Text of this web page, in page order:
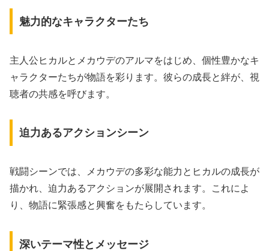
魅力的なキャラクターたち
主人公ヒカルとメカウデのアルマをはじめ、個性豊かなキ
ャラクターたちが物語を彩ります。彼らの成長と絆が、視
聴者の共感を呼びます。
迫力あるアクションシーン
戦闘シーンでは、メカウデの多彩な能力とヒカルの成長が
描かれ、迫力あるアクションが展開されます。これによ
り、物語に緊張感と興奮をもたらしています。
深いテーマ性とメッセージ